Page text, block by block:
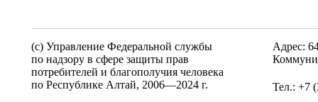
(c) Управление Федеральной службы
по надзору в сфере защиты прав
потребителей и благополучия человека
по Республике Алтай, 2006—2024 г.
Адрес:
Тел.: +7